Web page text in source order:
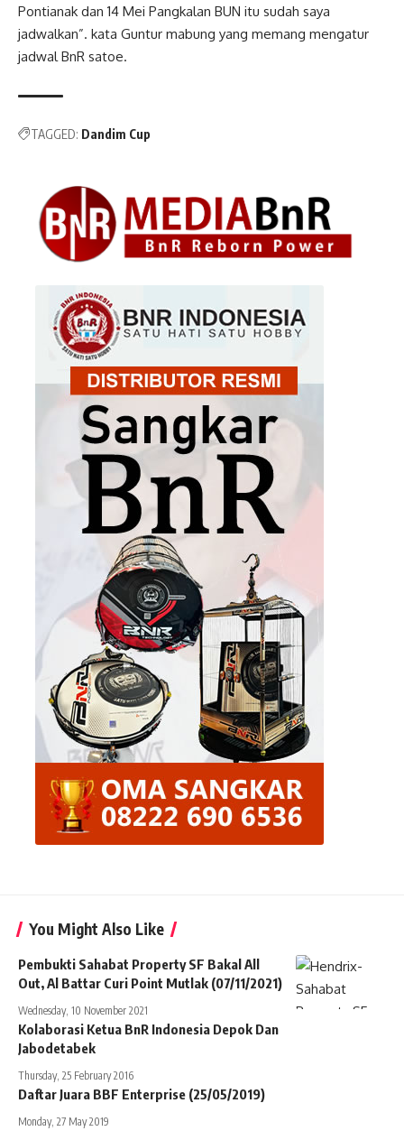
Pontianak dan 14 Mei Pangkalan BUN itu sudah saya
jadwalkan”. kata Guntur mabung yang memang mengatur
jadwal BnR satoe.
TAGGED: Dandim Cup
You Might Also Like
Pembukti Sahabat Property SF Bakal All
Out, Al Battar Curi Point Mutlak (07/11/2021)
Wednesday, 10 November 2021
Kolaborasi Ketua BnR Indonesia Depok Dan
Jabodetabek
Thursday, 25 February 2016
Daftar Juara BBF Enterprise (25/05/2019)
Monday, 27 May 2019